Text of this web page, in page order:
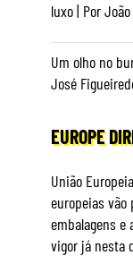
luxo | Por
Um olho no
José
EUROPE
União
europeias
embalagens e
vigor já nesta